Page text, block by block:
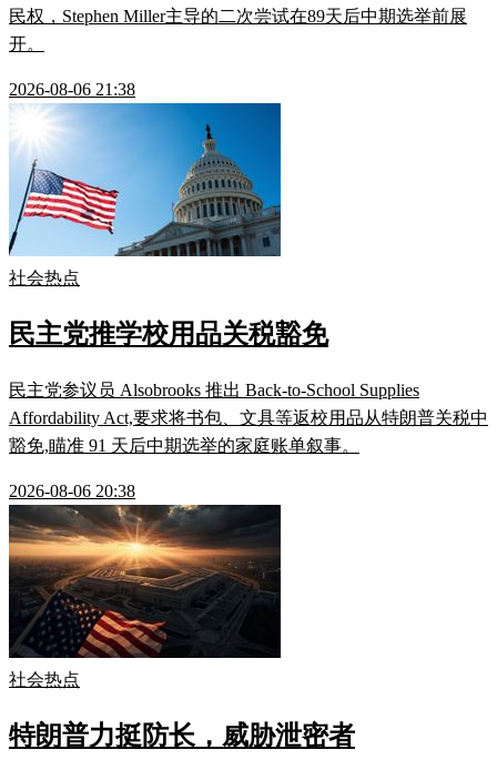
民权，Stephen Miller主导的二次尝试在89天后中期选举前展
开。
2026-08-06 21:38
社会热点
民主党推学校用品关税豁免
民主党参议员 Alsobrooks 推出 Back-to-School Supplies
Affordability Act,要求将书包、文具等返校用品从特朗普关税中
豁免,瞄准 91 天后中期选举的家庭账单叙事。
2026-08-06 20:38
社会热点
特朗普力挺防长，威胁泄密者